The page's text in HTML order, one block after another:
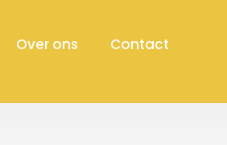
Over ons Contact